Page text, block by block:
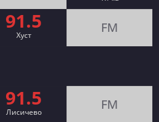
91.5
Хуст FM
91.5
Лисичево FM